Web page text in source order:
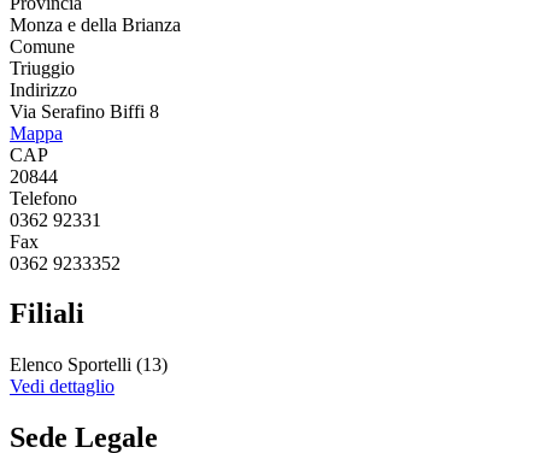
Monza e della Brianza
Comune
Triuggio
Indirizzo
Via Serafino Biffi 8
Mappa
CAP
20844
Telefono
0362 92331
Fax
0362 9233352
Filiali
Elenco Sportelli (13)
Vedi dettaglio
Sede Legale